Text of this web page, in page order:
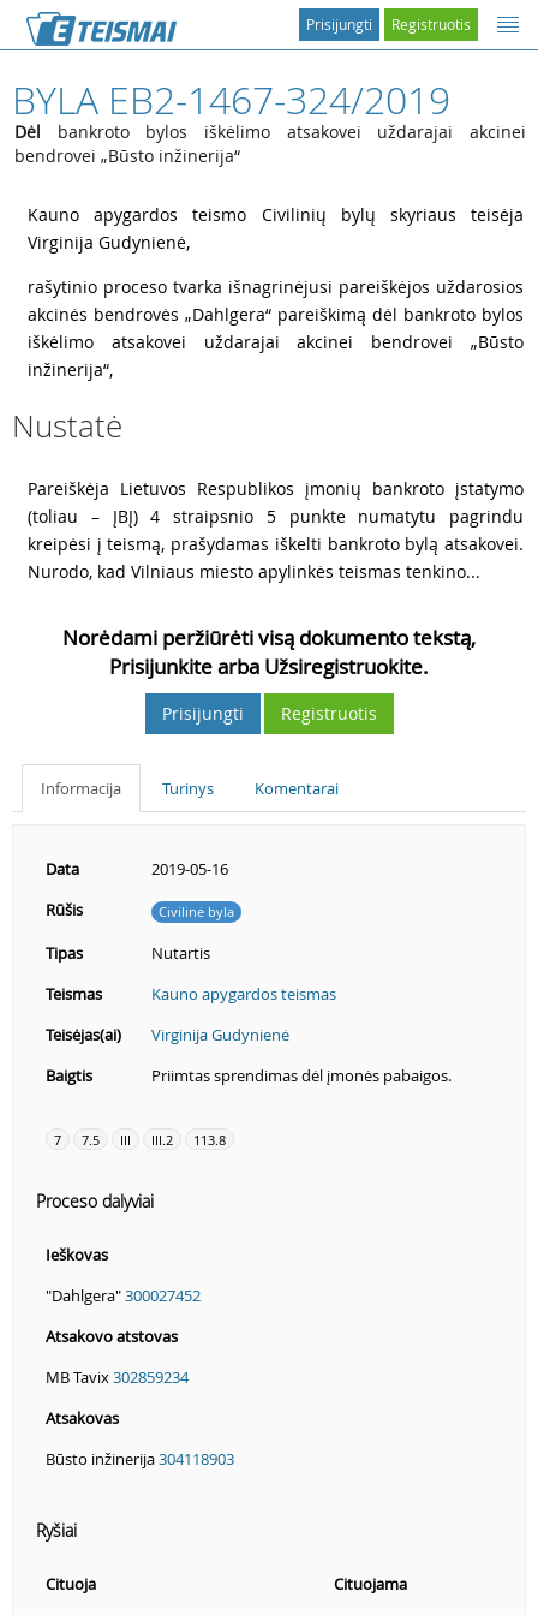
Registruotis
Prisijungti
BYLA EB2-1467-324/2019
Dėl bankroto bylos iškėlimo atsakovei uždarajai akcinei
bendrovei „Būsto inžinerija“
Kauno apygardos teismo Civilinių bylų skyriaus teisėja
Virginija Gudynienė,
rašytinio proceso tvarka išnagrinėjusi pareiškėjos uždarosios
akcinės bendrovės „Dahlgera“ pareiškimą dėl bankroto bylos
iškėlimo atsakovei uždarajai akcinei bendrovei „Būsto
inžinerija“,
Nustatė
Pareiškėja Lietuvos Respublikos įmonių bankroto įstatymo
(toliau – ĮBĮ) 4 straipsnio 5 punkte numatytu pagrindu
kreipėsi į teismą, prašydamas iškelti bankroto bylą atsakovei.
Nurodo, kad Vilniaus miesto apylinkės teismas tenkino...
Norėdami peržiūrėti visą dokumento tekstą,
Prisijunkite arba Užsiregistruokite.
Prisijungti Registruotis
Informacija Turinys Komentarai
Data
2019-05-16
Rūšis
Civilinė byla
Tipas
Nutartis
Teismas
Kauno apygardos teismas
Teisėjas(ai)
Virginija Gudynienė
Baigtis
Priimtas sprendimas dėl įmonės pabaigos.
7 7.5 III III.2 113.8
Proceso dalyviai
Ieškovas
"Dahlgera"300027452
Atsakovo atstovas
MB Tavix302859234
Atsakovas
Būsto inžinerija304118903
Ryšiai
Cituoja
Cituojama